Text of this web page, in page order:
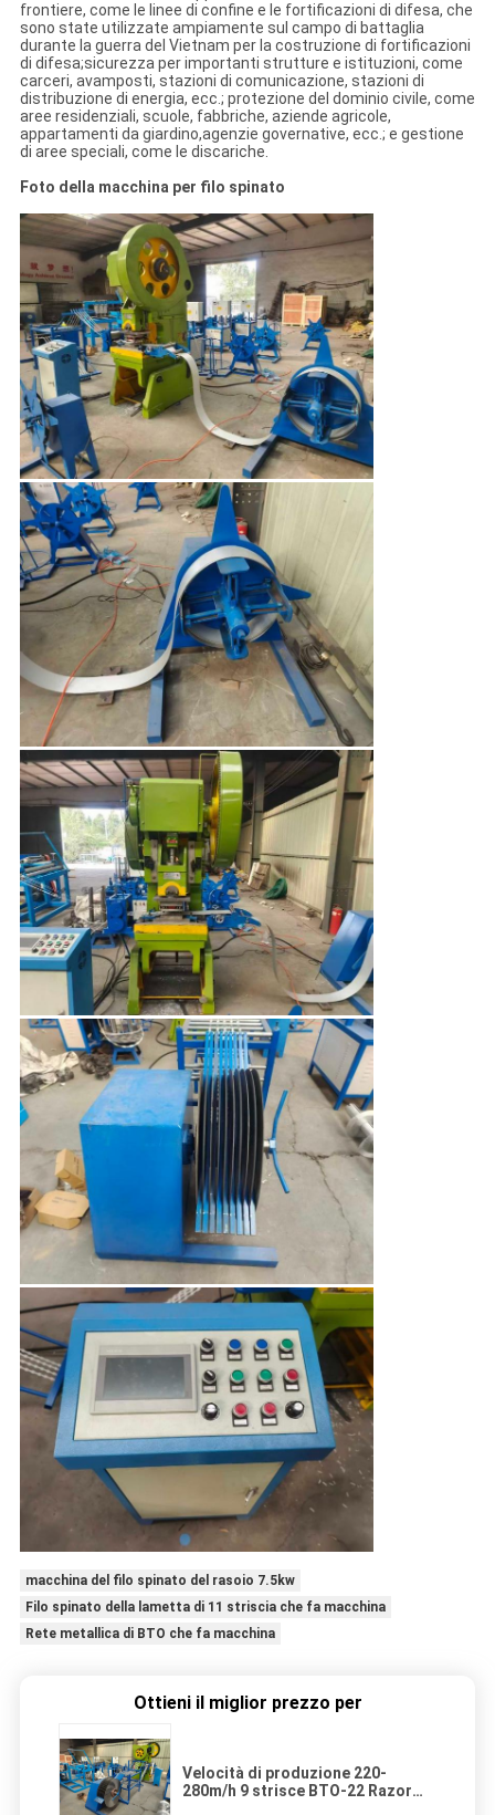
frontiere, come le linee di confine e le fortificazioni di difesa, che
sono state utilizzate ampiamente sul campo di battaglia
durante la guerra del Vietnam per la costruzione di fortificazioni
di difesa;sicurezza per importanti strutture e istituzioni, come
carceri, avamposti, stazioni di comunicazione, stazioni di
distribuzione di energia, ecc.; protezione del dominio civile, come
aree residenziali, scuole, fabbriche, aziende agricole,
appartamenti da giardino,agenzie governative, ecc.; e gestione
di aree speciali, come le discariche.
Foto della macchina per filo spinato
macchina del filo spinato del rasoio 7.5kw
Filo spinato della lametta di 11 striscia che fa macchina
Rete metallica di BTO che fa macchina
Ottieni il miglior prezzo per
Velocità di produzione 220-
280m/h 9 strisce BTO-22 Razor